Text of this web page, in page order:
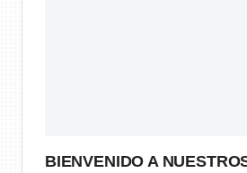
BIENVENIDO A